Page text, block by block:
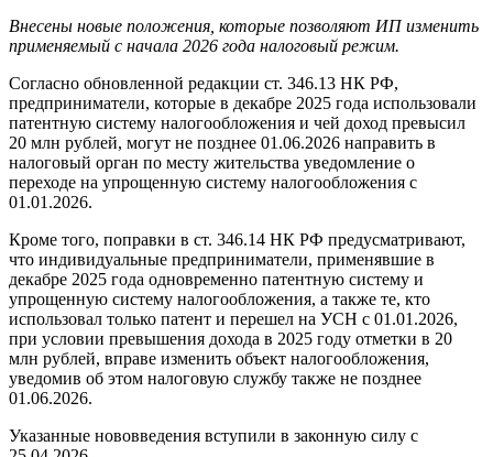
Внесены новые положения, которые позволяют ИП изменить
применяемый с начала 2026 года налоговый режим.
Согласно обновленной редакции ст. 346.13 НК РФ,
предприниматели, которые в декабре 2025 года использовали
патентную систему налогообложения и чей доход превысил
20 млн рублей, могут не позднее 01.06.2026 направить в
налоговый орган по месту жительства уведомление о
переходе на упрощенную систему налогообложения с
01.01.2026.
Кроме того, поправки в ст. 346.14 НК РФ предусматривают,
что индивидуальные предприниматели, применявшие в
декабре 2025 года одновременно патентную систему и
упрощенную систему налогообложения, а также те, кто
использовал только патент и перешел на УСН с 01.01.2026,
при условии превышения дохода в 2025 году отметки в 20
млн рублей, вправе изменить объект налогообложения,
уведомив об этом налоговую службу также не позднее
01.06.2026.
Указанные нововведения вступили в законную силу с